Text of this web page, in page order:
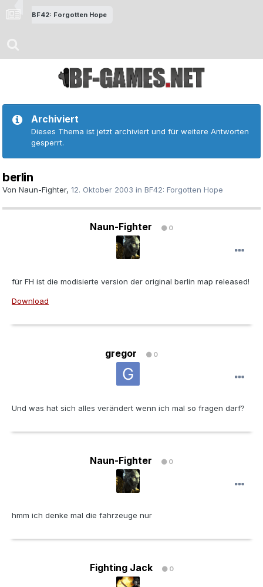
BF42: Forgotten Hope
Archiviert
Dieses Thema ist jetzt archiviert und für weitere Antworten
gesperrt.
berlin
Von Naun-Fighter, 12. Oktober 2003 in BF42: Forgotten Hope
Naun-Fighter 0
für FH ist die modisierte version der original berlin map released!
Download
gregor 0
Und was hat sich alles verändert wenn ich mal so fragen darf?
Naun-Fighter 0
hmm ich denke mal die fahrzeuge nur
Fighting Jack 0